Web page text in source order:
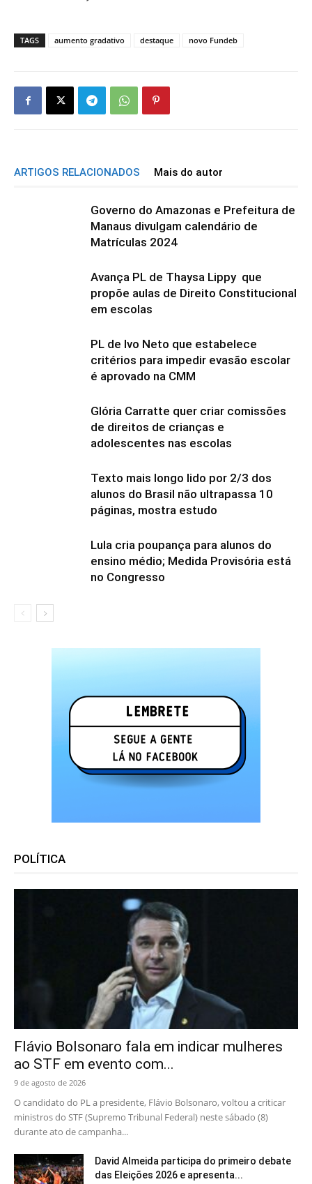
TAGS aumento gradativo destaque novo Fundeb
ARTIGOS RELACIONADOS Mais do autor
Governo do Amazonas e Prefeitura de
Manaus divulgam calendário de
Matrículas 2024
Avança PL de Thaysa Lippy que
propõe aulas de Direito Constitucional
em escolas
PL de Ivo Neto que estabelece
critérios para impedir evasão escolar
é aprovado na CMM
Glória Carratte quer criar comissões
de direitos de crianças e
adolescentes nas escolas
Texto mais longo lido por 2/3 dos
alunos do Brasil não ultrapassa 10
páginas, mostra estudo
Lula cria poupança para alunos do
ensino médio; Medida Provisória está
no Congresso
POLÍTICA
Flávio Bolsonaro fala em indicar mulheres
ao STF em evento com...
9 de agosto de 2026
O candidato do PL a presidente, Flávio Bolsonaro, voltou a criticar
ministros do STF (Supremo Tribunal Federal) neste sábado (8)
durante ato de campanha...
David Almeida participa do primeiro debate
das Eleições 2026 e apresenta...